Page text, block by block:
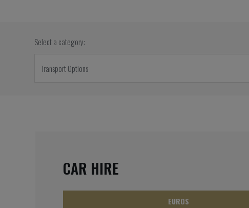
Select a category:
CAR HIRE
EUROS